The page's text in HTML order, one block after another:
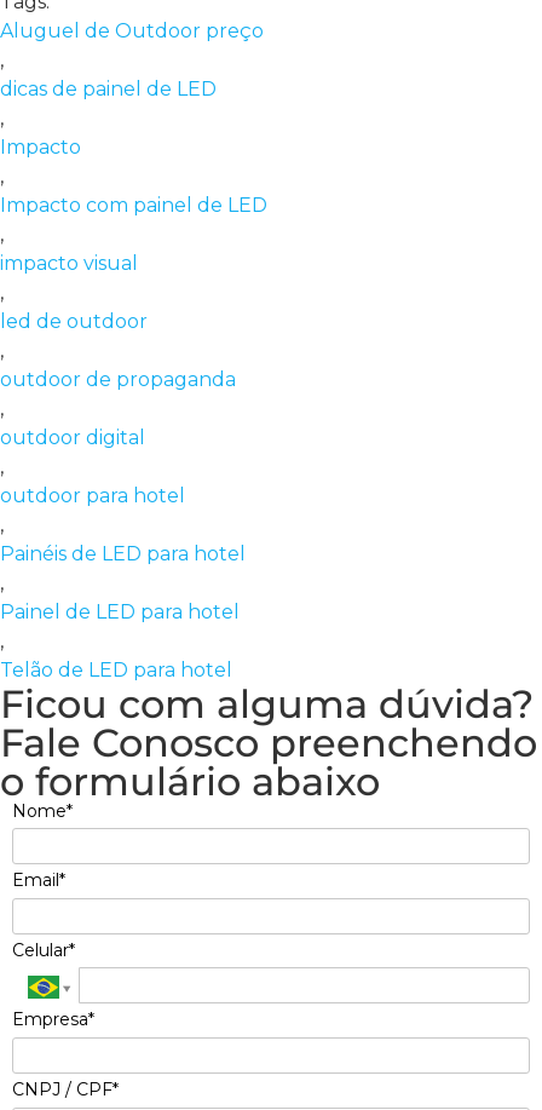
Aluguel de Outdoor preço
,
dicas de painel de LED
,
Impacto
,
Impacto com painel de LED
,
impacto visual
,
led de outdoor
,
outdoor de propaganda
,
outdoor digital
,
outdoor para hotel
,
Painéis de LED para hotel
,
Painel de LED para hotel
,
Telão de LED para hotel
Ficou com alguma dúvida?
Fale Conosco preenchendo
o formulário abaixo
Nome*
Email*
Celular*
Empresa*
CNPJ / CPF*